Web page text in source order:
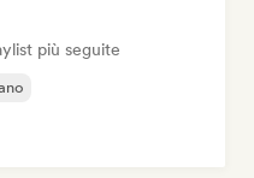
più seguite